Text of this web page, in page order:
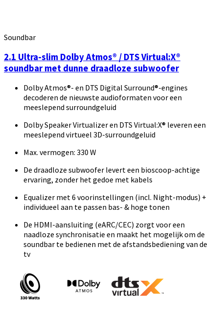
Soundbar
2.1 Ultra-slim Dolby Atmos® / DTS Virtual:X®
soundbar met dunne draadloze subwoofer
Dolby Atmos®- en DTS Digital Surround®-engines
decoderen de nieuwste audioformaten voor een
meeslepend surroundgeluid
Dolby Speaker Virtualizer en DTS Virtual:X® leveren een
meeslepend virtueel 3D-surroundgeluid
Max. vermogen: 330 W
De draadloze subwoofer levert een bioscoop-achtige
ervaring, zonder het gedoe met kabels
Equalizer met 6 voorinstellingen (incl. Night-modus) +
individueel aan te passen bas- & hoge tonen
De HDMI-aansluiting (eARC/CEC) zorgt voor een
naadloze synchronisatie en maakt het mogelijk om de
soundbar te bedienen met de afstandsbediening van de
tv